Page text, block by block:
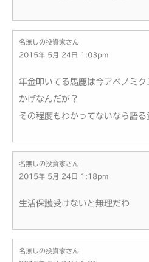
名無しの投資家さん
2015年 5月 24日 1:03pm
年金叩いてる馬鹿は今アベノミ
かげなんだが？
その程度もわかってないなら語る
名無しの投資家さん
2015年 5月 24日 1:18pm
生活保護受けないと無理だわ
名無しの投資家さん